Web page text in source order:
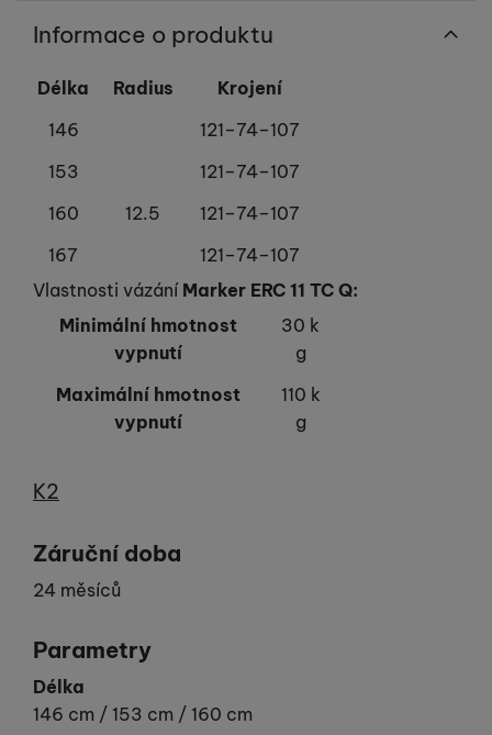
Informace o produktu
Délka Radius
Krojení
146
121–74–107
153
121–74–107
160
12.5
121–74–107
167
121–74–107
Vlastnosti vázáníMarker ERC 11 TC Q:
Minimální hmotnost
vypnutí
30 k
g
Maximální hmotnost
vypnutí
110 k
g
Výrobce
K2
Záruční doba
24 měsíců
Parametry
Délka
146 cm / 153 cm / 160 cm